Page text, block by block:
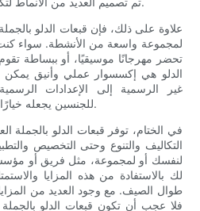
علاوة على ذلك، فإن قبعات الدلو
لمجموعة واسعة من الأنشطة. سواء
تحضر مهرجانًا موسيقيًا، أو ببساطة
الدلو هي إكسسوار عملي وأنيق يمكن
غير الرسمية إلى الإعدادات
للجنسين يجعله خيارًا شائعًا لكل من الرجال والنساء.
في الختام، توفر قبعات الدلو بالجملة
التكاليف والتنوع وحتى التخصيص
لنفسك أو لمجموعة، مثل فريق أو
لك بالاستفادة من هذه المزايا
طوال الصيف. مع وجود العديد من
فلا عجب أن تكون قبعات الدلو